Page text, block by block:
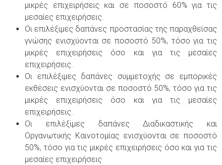
μικρές επιχειρήσεις και σε ποσοστό 60% για τις
μεσαίες επιχειρήσεις.
Οι επιλέξιμες δαπάνες προστασίας της παραχθείσας
γνώσης ενισχύονται σε ποσοστό 50%, τόσο για τις
μικρές επιχειρήσεις όσο και για τις μεσαίες
επιχειρήσεις.
Οι επιλέξιμες δαπάνες συμμετοχής σε εμπορικές
εκθέσεις ενισχύονται σε ποσοστό 50%, τόσο για τις
μικρές επιχειρήσεις όσο και για τις μεσαίες
επιχειρήσεις.
Οι επιλέξιμες δαπάνες Διαδικαστικής και
Οργανωτικής Καινοτομίας ενισχύονται σε ποσοστό
50%, τόσο για τις μικρές επιχειρήσεις όσο και για τις
μεσαίες επιχειρήσεις